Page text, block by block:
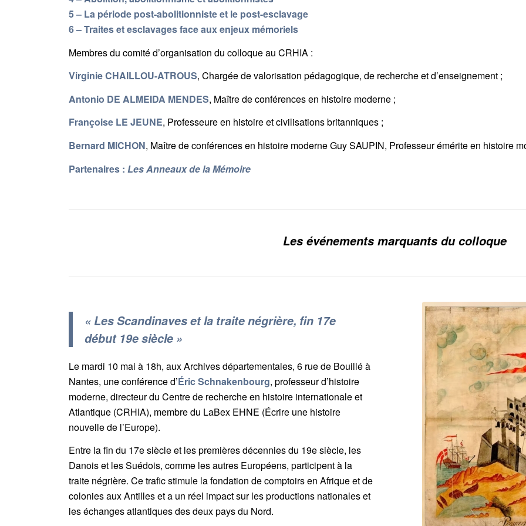
5 – La période post-abolitionniste et le post-esclavage
6 – Traites et esclavages face aux enjeux mémoriels
Membres du comité d’organisation du colloque au CRHIA :
Virginie CHAILLOU-ATROUS, Chargée de valorisation pédagogique, de recherche et d’enseignement ;
Antonio DE ALMEIDA MENDES, Maître de conférences en histoire moderne ;
Françoise LE JEUNE, Professeure en histoire et civilisations britanniques ;
Bernard MICHON, Maître de conférences en histoire moderne Guy SAUPIN, Professeur émérite en histoire
Partenaires : Les Anneaux de la Mémoire
Les événements marquants du colloque
« Les Scandinaves et la traite négrière, fin 17e
début 19e siècle »
Le mardi 10 mai à 18h, aux Archives départementales, 6 rue de Bouillé à
Nantes, une conférence d’Éric Schnakenbourg, professeur d’histoire
moderne, directeur du Centre de recherche en histoire internationale et
Atlantique (CRHIA), membre du LaBex EHNE (Écrire une histoire
nouvelle de l’Europe).
Entre la fin du 17e siècle et les premières décennies du 19e siècle, les
Danois et les Suédois, comme les autres Européens, participent à la
traite négrière. Ce trafic stimule la fondation de comptoirs en Afrique et de
colonies aux Antilles et a un réel impact sur les productions nationales et
les échanges atlantiques des deux pays du Nord.